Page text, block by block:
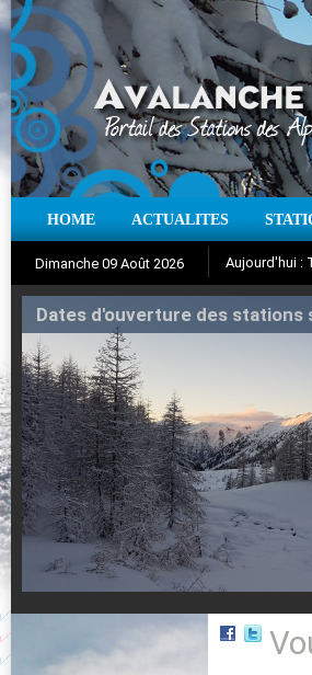
HOME ACTUALITES
Dimanche 09 Août 2026
Aujourd'hui :
Iso à 0° :m
Suivez en